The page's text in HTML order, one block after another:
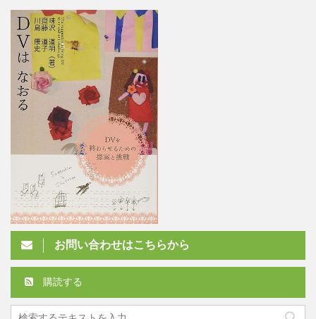
お問い合わせはこちらから
購読する